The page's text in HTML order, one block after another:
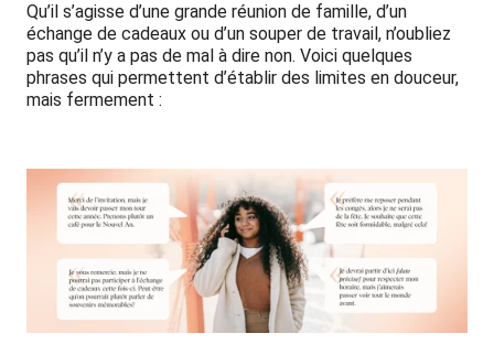
Qu’il s’agisse d’une grande réunion de famille, d’un
échange de cadeaux ou d’un souper de travail, n’oubliez
pas qu’il n’y a pas de mal à dire non. Voici quelques
phrases qui permettent d’établir des limites en douceur,
mais fermement :